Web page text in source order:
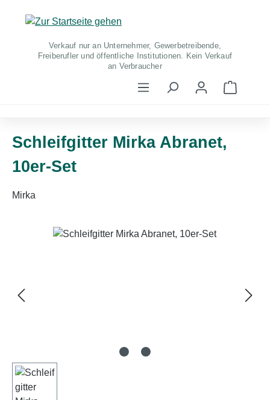
Zum Hauptinhalt springen
Verkauf nur an Unternehmer, Gewerbetreibende,
Freiberufler und öffentliche Institutionen. Kein Verkauf
an Verbraucher
Schleifgitter Mirka Abranet,
10er-Set
Mirka
Bildergalerie überspringen